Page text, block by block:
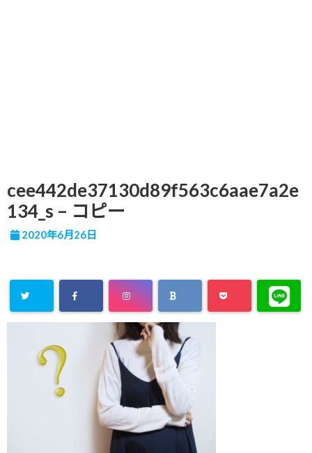
cee442de37130d89f563c6aae7a2e
134_s – コピー
2020年6月26日